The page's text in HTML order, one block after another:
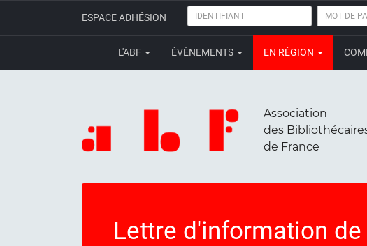
ESPACE ADHÉSION IDENTIFIANT
MOT
PASSE
L'ABF ÉVÈNEMENTS EN RÉGION
Association
des
de France
Lettre d'information